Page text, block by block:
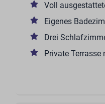
Voll
Eigenes
Drei
Private